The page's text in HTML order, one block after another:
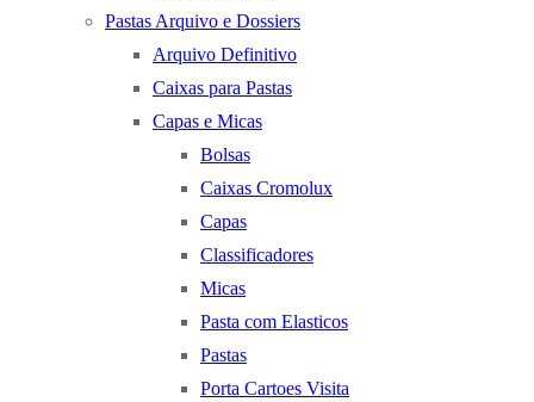
Pastas Arquivo e Dossiers
Arquivo Definitivo
Caixas para Pastas
Capas e Micas
Bolsas
Caixas Cromolux
Capas
Classificadores
Micas
Pasta com Elasticos
Pastas
Porta Cartoes Visita